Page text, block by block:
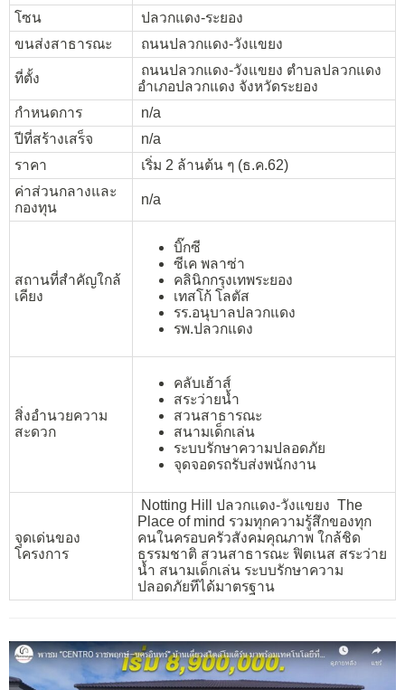
โซน
ปลวกแดง-ระยอง
ขนส่งสาธารณะ
ถนนปลวกแดง-วังแขยง
ที่ตั้ง
ถนนปลวกแดง-วังแขยง ตำบลปลวกแดง
อำเภอปลวกแดง จังหวัดระยอง
กำหนดการ
n/a
ปีที่สร้างเสร็จ
n/a
ราคา
เริ่ม 2 ล้านต้น ๆ (ธ.ค.62)
ค่าส่วนกลางและ
กองทุน
n/a
สถานที่สำคัญใกล้
เคียง
บิ๊กซี
ซีเค พลาซ่า
คลินิกกรุงเทพระยอง
เทสโก้ โลตัส
รร.อนุบาลปลวกแดง
รพ.ปลวกแดง
สิ่งอำนวยความ
สะดวก
คลับเฮ้าส์
สระว่ายน้ำ
สวนสาธารณะ
สนามเด็กเล่น
ระบบรักษาความปลอดภัย
จุดจอดรถรับส่งพนักงาน
จุดเด่นของ
โครงการ
Notting Hill ปลวกแดง-วังแขยง The
Place of mind รวมทุกความรู้สึกของทุก
คนในครอบครัวสังคมคุณภาพ ใกล้ชิด
ธรรมชาติ สวนสาธารณะ ฟิตเนส สระว่าย
น้ำ สนามเด็กเล่น ระบบรักษาความ
ปลอดภัยทีได้มาตรฐาน